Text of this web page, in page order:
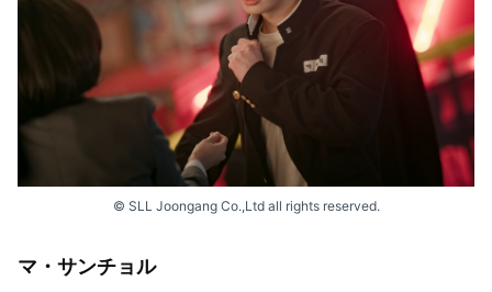
© SLL Joongang Co.,Ltd all rights reserved.
マ・サンチョル